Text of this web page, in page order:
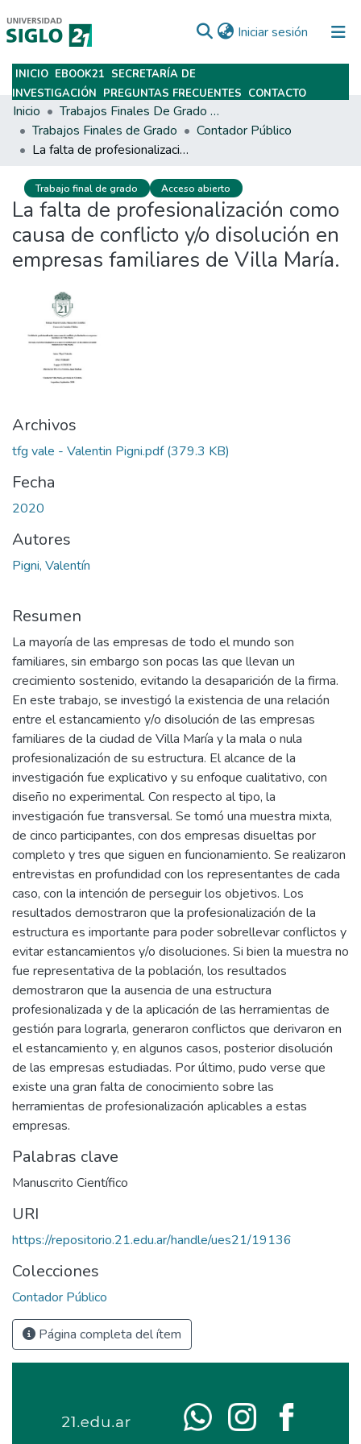
Iniciar sesión (current)
Subir
INICIO EBOOK21 SECRETARÍA DE
INVESTIGACIÓN PREGUNTAS FRECUENTES CONTACTO
Inicio
Trabajos Finales De Grado Y Posgrado
Trabajos Finales de Grado
Contador Público
La falta de profesionalización como causa de conflicto y/o disolución en empresas familiares de Villa María.
Trabajo final de grado Acceso abierto
La falta de profesionalización como
causa de conflicto y/o disolución en
empresas familiares de Villa María.
Archivos
tfg vale - Valentin Pigni.pdf(379.3 KB)
Fecha
2020
Autores
Pigni, Valentín
Resumen
La mayoría de las empresas de todo el mundo son
familiares, sin embargo son pocas las que llevan un
crecimiento sostenido, evitando la desaparición de la firma.
En este trabajo, se investigó la existencia de una relación
entre el estancamiento y/o disolución de las empresas
familiares de la ciudad de Villa María y la mala o nula
profesionalización de su estructura. El alcance de la
investigación fue explicativo y su enfoque cualitativo, con
diseño no experimental. Con respecto al tipo, la
investigación fue transversal. Se tomó una muestra mixta,
de cinco participantes, con dos empresas disueltas por
completo y tres que siguen en funcionamiento. Se realizaron
entrevistas en profundidad con los representantes de cada
caso, con la intención de perseguir los objetivos. Los
resultados demostraron que la profesionalización de la
estructura es importante para poder sobrellevar conflictos y
evitar estancamientos y/o disoluciones. Si bien la muestra no
fue representativa de la población, los resultados
demostraron que la ausencia de una estructura
profesionalizada y de la aplicación de las herramientas de
gestión para lograrla, generaron conflictos que derivaron en
el estancamiento y, en algunos casos, posterior disolución
de las empresas estudiadas. Por último, pudo verse que
existe una gran falta de conocimiento sobre las
herramientas de profesionalización aplicables a estas
empresas.
Palabras clave
Manuscrito Científico
URI
https://repositorio.21.edu.ar/handle/ues21/19136
Colecciones
Contador Público
Página completa del ítem